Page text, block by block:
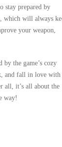
stay prepared by
which will always
your weapon,
by the game’s cozy
and fall in love with
all, it’s all about the
way!